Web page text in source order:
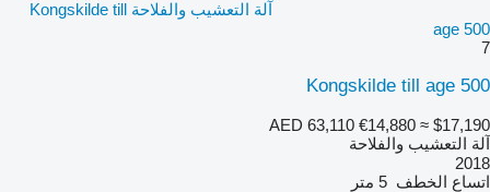
آلة التعشيب والفلاحة Kongskilde till
age 500
7
Kongskilde till age 500
AED 63,110 €14,880 ≈ $17,190
آلة التعشيب والفلاحة
2018
اتساع الخطف 5 متر